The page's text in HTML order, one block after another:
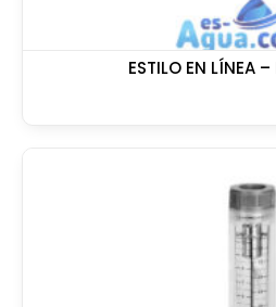
ESTILO EN LÍNEA